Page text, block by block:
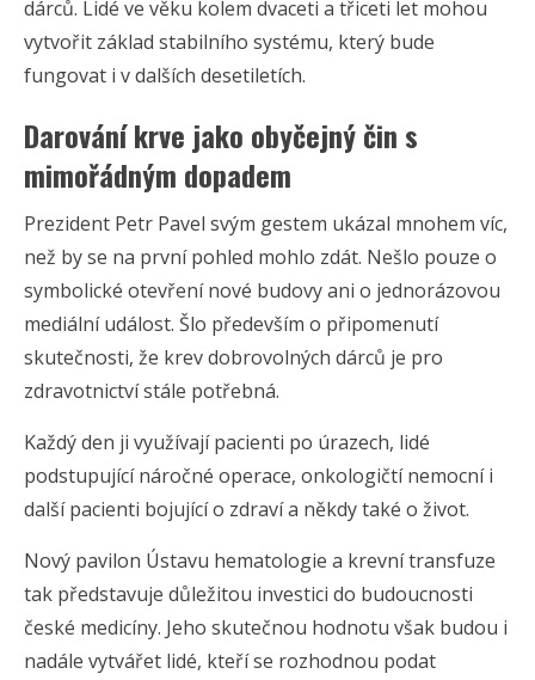
dárců. Lidé ve věku kolem dvaceti a třiceti let mohou
vytvořit základ stabilního systému, který bude
fungovat i v dalších desetiletích.
Darování krve jako obyčejný čin s
mimořádným dopadem
Prezident Petr Pavel svým gestem ukázal mnohem víc,
než by se na první pohled mohlo zdát. Nešlo pouze o
symbolické otevření nové budovy ani o jednorázovou
mediální událost. Šlo především o připomenutí
skutečnosti, že krev dobrovolných dárců je pro
zdravotnictví stále potřebná.
Každý den ji využívají pacienti po úrazech, lidé
podstupující náročné operace, onkologičtí nemocní i
další pacienti bojující o zdraví a někdy také o život.
Nový pavilon Ústavu hematologie a krevní transfuze
tak představuje důležitou investici do budoucnosti
české medicíny. Jeho skutečnou hodnotu však budou i
nadále vytvářet lidé, kteří se rozhodnou podat